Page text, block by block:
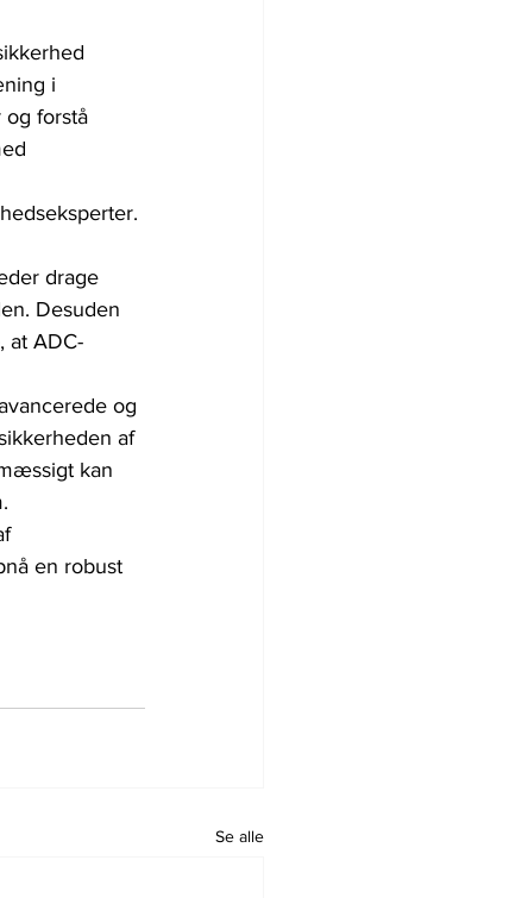
i
forstå
drage
Desuden
at ADC-
og
af
kan
en robust
Se alle